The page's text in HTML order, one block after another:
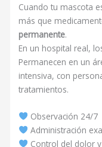
Cuando tu mascota
más que
permanente.
En un hospital real,
Permanecen en un
intensiva, con
tratamientos.
Observación 24/7
Administración
Control del dolor